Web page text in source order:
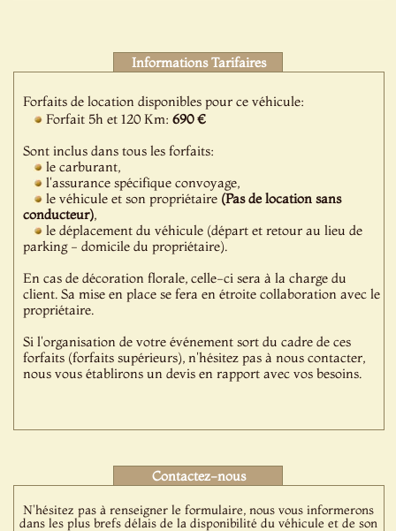
Informations Tarifaires
Forfaits de location disponibles pour ce véhicule:
Forfait 5h et 120 Km:690 €
Sont inclus dans tous les forfaits:
le carburant,
l'assurance spécifique convoyage,
le véhicule et son propriétaire (Pas de location sans
conducteur),
le déplacement du véhicule (départ et retour au lieu de
parking - domicile du propriétaire).
En cas de décoration florale, celle-ci sera à la charge du
client. Sa mise en place se fera en étroite collaboration avec le
propriétaire.
Si l'organisation de votre événement sort du cadre de ces
forfaits (forfaits supérieurs), n'hésitez pas à nous contacter,
nous vous établirons un devis en rapport avec vos besoins.
Contactez-nous
N'hésitez pas à renseigner le formulaire, nous vous informerons
dans les plus brefs délais de la disponibilité du véhicule et de son